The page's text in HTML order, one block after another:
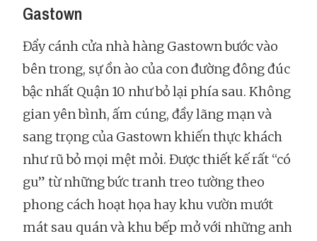
Gastown
Đẩy cánh cửa nhà hàng Gastown bước vào
bên trong, sự ồn ào của con đường đông đúc
bậc nhất Quận 10 như bỏ lại phía sau. Không
gian yên bình, ấm cúng, đầy lãng mạn và
sang trọng của Gastown khiến thực khách
như rũ bỏ mọi mệt mỏi. Được thiết kế rất “có
gu” từ những bức tranh treo tường theo
phong cách hoạt họa hay khu vườn mướt
mát sau quán và khu bếp mở với những anh